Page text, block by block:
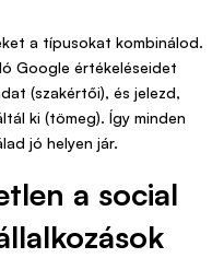
a típusokat kombinálod.
Google értékeléseidet
(szakértői), és jelezd,
ki (tömeg). Így minden
jó helyen jár.
a social